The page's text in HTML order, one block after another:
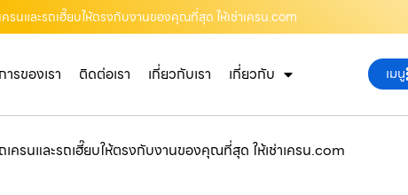
รนและรถเฮี๊ยบให้ตรงกับงานของคุณที่สุด ให้เช่าเครน.com
ารของเรา ติดต่อเรา เกี่ยวกับเรา เกี่ยวกับ เมนู
ครนและรถเฮี๊ยบให้ตรงกับงานของคุณที่สุด ให้เช่าเครน.com